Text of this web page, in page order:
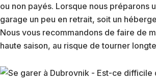
ou non payés. Lorsque nous préparons
garage un peu en retrait, soit un
Nous vous recommandons de faire de
haute saison, au risque de tourner